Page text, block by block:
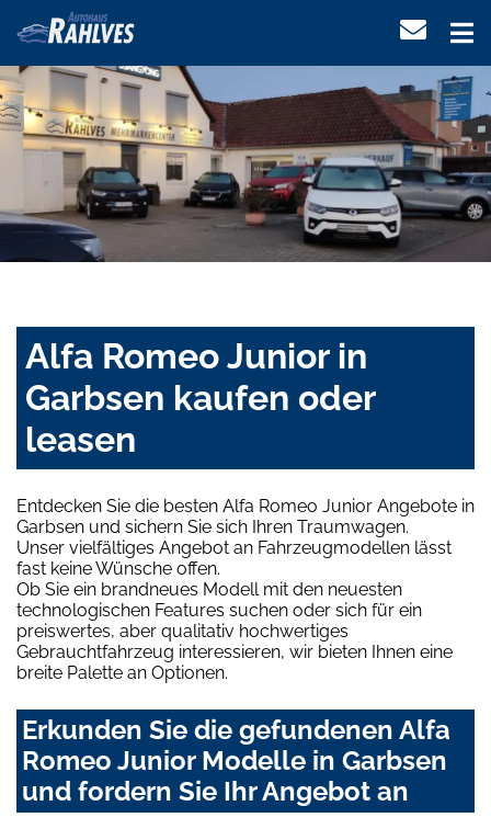
Alfa Romeo Junior in
Garbsen kaufen oder
leasen
Entdecken Sie die besten Alfa Romeo Junior Angebote in
Garbsen und sichern Sie sich Ihren Traumwagen.
Unser vielfältiges Angebot an Fahrzeugmodellen lässt
fast keine Wünsche offen.
Ob Sie ein brandneues Modell mit den neuesten
technologischen Features suchen oder sich für ein
preiswertes, aber qualitativ hochwertiges
Gebrauchtfahrzeug interessieren, wir bieten Ihnen eine
breite Palette an Optionen.
Erkunden Sie die gefundenen Alfa
Romeo Junior Modelle in Garbsen
und fordern Sie Ihr Angebot an